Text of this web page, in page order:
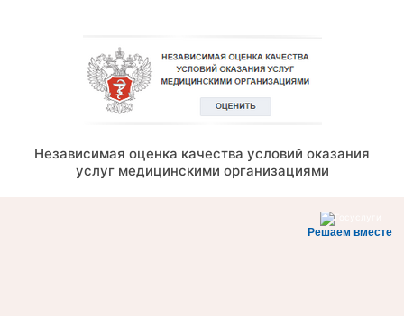
Независимая оценка качества условий оказания
услуг медицинскими организациями
Решаем вместе